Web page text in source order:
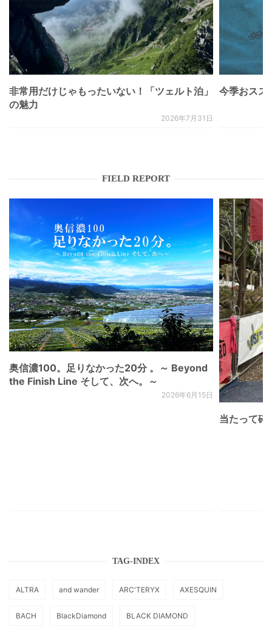
非常用だけじゃもったいない！「ツェルト泊」
の魅力
2026年7月31日
今季おスス
FIELD REPORT
奥信濃100。足りなかった20分 。～ Beyond
the Finish Line そして、次へ。～
2026年6月15日
当たって砕
TAG-INDEX
ALTRA and wander ARC'TERYX AXESQUIN
BACH BlackDiamond BLACK DIAMOND